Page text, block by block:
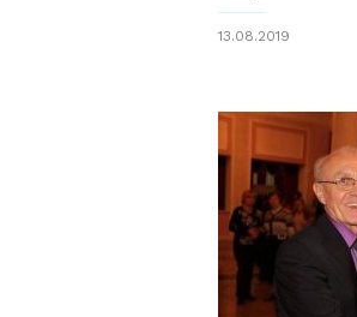
13.08.2019